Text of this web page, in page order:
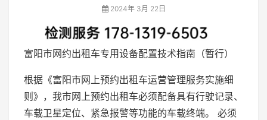
2024年 3月 22日
富阳市网约出租车专用设备配置技术指南（暂行）
根据《富阳市网上预约出租车运营管理服务实施细
则》，我市网上预约出租车必须配备具有行驶记录、
车载卫星定位、紧急报警等功能的车载终端。 必须